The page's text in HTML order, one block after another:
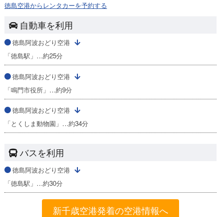
徳島空港からレンタカーを予約する
自動車を利用
徳島阿波おどり空港
「徳島駅」…約25分
徳島阿波おどり空港
「鳴門市役所」…約9分
徳島阿波おどり空港
「とくしま動物園」…約34分
バスを利用
徳島阿波おどり空港
「徳島駅」…約30分
新千歳空港発着の空港情報へ